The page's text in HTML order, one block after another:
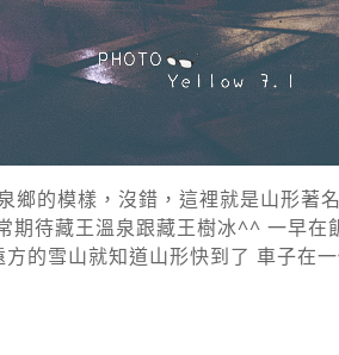
的模樣，沒錯，這裡就是山形著
待藏王溫泉跟藏王樹冰^^ 一早在
的雪山就知道山形快到了 車子在